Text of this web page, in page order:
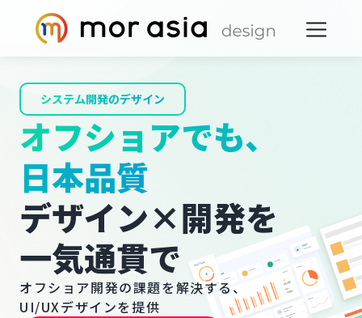
システム開発のデザイン
オフショアでも、
日本品質
デザイン×開発を
一気通貫で
オフショア開発の課題を解決する、
UI/UXデザインを提供